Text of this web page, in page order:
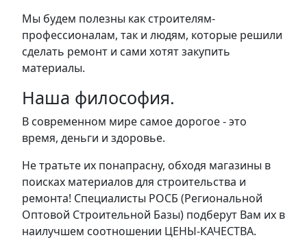
Мы будем полезны как строителям-
профессионалам, так и людям, которые решили
сделать ремонт и сами хотят закупить
материалы.
Наша философия.
В современном мире самое дорогое - это
время, деньги и здоровье.
Не тратьте их понапрасну, обходя магазины в
поисках материалов для строительства и
ремонта! Специалисты РОСБ (Региональной
Оптовой Строительной Базы) подберут Вам их в
наилучшем соотношении ЦЕНЫ-КАЧЕСТВА.